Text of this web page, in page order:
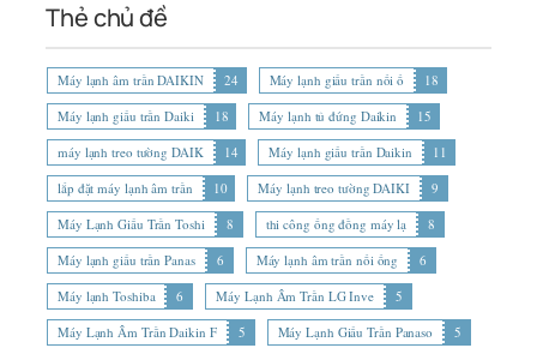
Thẻ chủ đề
Máy lạnh âm trần DAIKIN 24 Máy lạnh giấu trần nối ố
18
Máy lạnh giấu trần Daiki
18 Máy lạnh tủ đứng Daikin
15
máy lạnh treo tường DAIK
14 Máy lạnh giấu trần Daikin
11
lắp đặt máy lạnh âm trần
10 Máy lạnh treo tường DAIKI
9
Máy Lạnh Giấu Trần Toshi
8 thi công ống đồng máy lạ
8
Máy lạnh giấu trần Panas
6 Máy lạnh âm trần nối ống
6
Máy lạnh Toshiba
6 Máy Lạnh Âm Trần LG Inve
5
Máy Lạnh Âm Trần Daikin F
5 Máy Lạnh Giấu Trần Panaso
5